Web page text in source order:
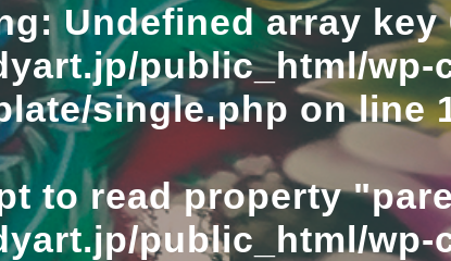
: Undefined array key
public_html/
single.php on line
to read property
public_html/wp-